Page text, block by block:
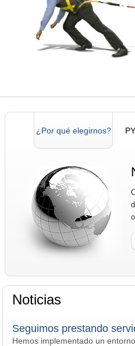
¿Por qué elegirnos?
Noticias
Seguimos prestando
Hemos implementado un